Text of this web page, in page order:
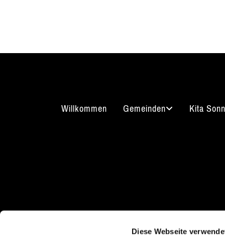
Diese Webseite
Willkommen Gemeinden Kita
08289 Schneeberg